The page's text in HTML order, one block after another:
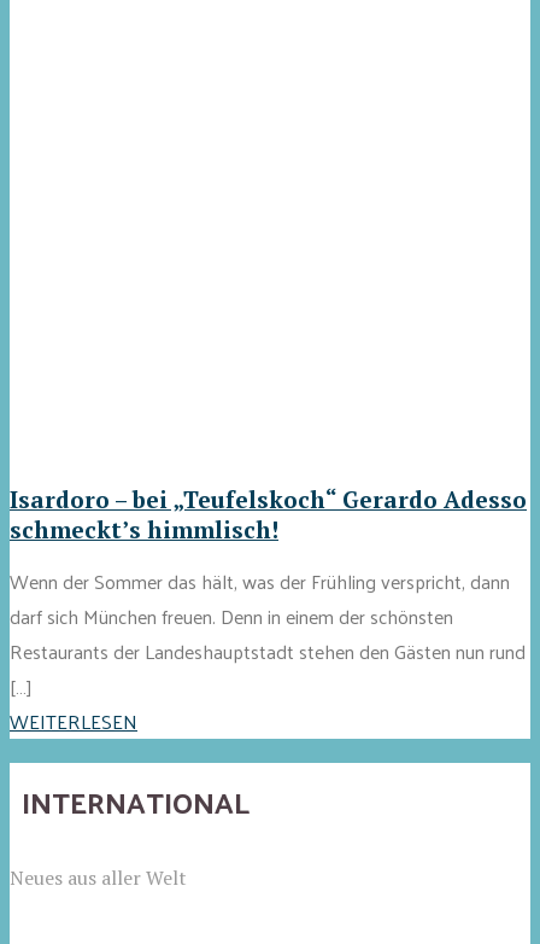
Isardoro – bei „Teufelskoch“ Gerardo Adesso
schmeckt’s himmlisch!
Wenn der Sommer das hält, was der Frühling verspricht, dann
darf sich München freuen. Denn in einem der schönsten
Restaurants der Landeshauptstadt stehen den Gästen nun rund
[…]
WEITERLESEN
INTERNATIONAL
Neues aus aller Welt